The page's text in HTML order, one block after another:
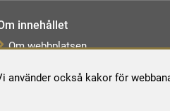
också kakor för
innehållet
Om webbplatsen
Tillgänglighetsredogörelse